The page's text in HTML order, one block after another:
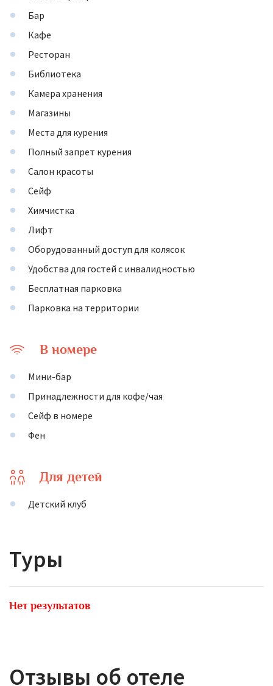
Бар
Кафе
Ресторан
Библиотека
Камера хранения
Магазины
Места для курения
Полный запрет курения
Салон красоты
Сейф
Химчистка
Лифт
Оборудованный доступ для колясок
Удобства для гостей с инвалидностью
Бесплатная парковка
Парковка на территории
В номере
Мини-бар
Принадлежности для кофе/чая
Сейф в номере
Фен
Для детей
Детский клуб
Туры
Нет результатов
Отзывы об отеле